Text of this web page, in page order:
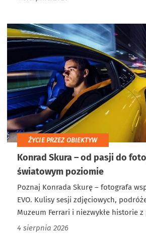
ŻYCIE PRZEZ OBIEKTYW
Konrad Skura – od pasji do
światowym poziomie
Poznaj Konrada Skurę – fotografa
EVO. Kulisy sesji zdjęciowych,
Muzeum Ferrari i niezwykłe historie z
4 sierpnia 2026